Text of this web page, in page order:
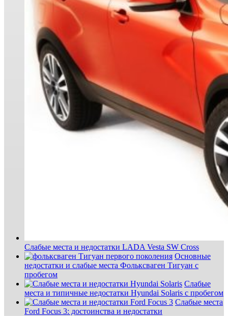
Слабые места и недостатки LADA Vesta SW Cross
Основные
недостатки и слабые места Фольксваген Тигуан с
пробегом
Слабые
места и типичные недостатки Hyundai Solaris с пробегом
Слабые места
Ford Focus 3: достоинства и недостатки